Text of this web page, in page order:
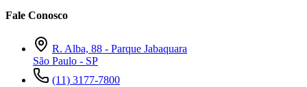
Fale Conosco
R. Alba, 88 - Parque Jabaquara
São Paulo - SP
(11) 3177-7800